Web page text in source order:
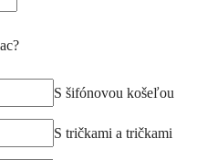
S šifónovou košeľou
S tričkami a tričkami